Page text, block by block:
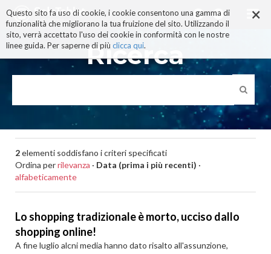
×
Questo sito fa uso di cookie, i cookie consentono una gamma di
funzionalità che migliorano la tua fruizione del sito. Utilizzando il
sito, verrà accettato l'uso dei cookie in conformità con le nostre
linee guida. Per saperne di più clicca qui.
ai
contenuti.
|
alla
navigazione
Ricerca
2elementi soddisfano i criteri specificati
Ordina perrilevanza · Data (prima i più recenti) ·
alfabeticamente
Lo shopping tradizionale è morto, ucciso dallo
shopping online!
A fine luglio alcni media hanno dato risalto all'assunzione,